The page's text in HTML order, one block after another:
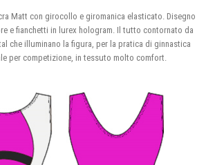
Matt con girocollo e giromanica elasticato. Disegno
e fianchetti in lurex hologram. Il tutto contornato da
che illuminano la figura, per la pratica di ginnastica
per competizione, in tessuto molto comfort.